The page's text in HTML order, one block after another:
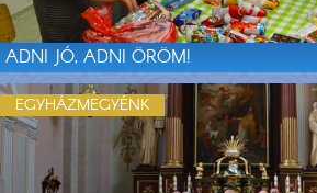
ADNI JÓ, ADNI ÖRÖM!
EGYHÁZMEGYÉNK